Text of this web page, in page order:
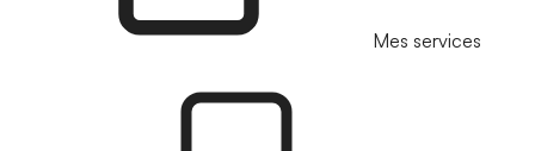
Mes services